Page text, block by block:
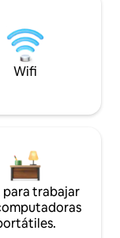
Wifi
para trabajar